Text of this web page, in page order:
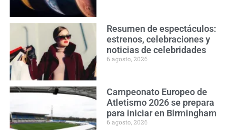
Resumen de espectáculos:
estrenos, celebraciones y
noticias de celebridades
6 agosto, 2026
Campeonato Europeo de
Atletismo 2026 se prepara
para iniciar en Birmingham
6 agosto, 2026